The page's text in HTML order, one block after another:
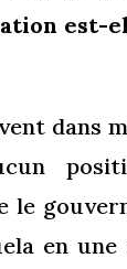
est-
dans
le
en une